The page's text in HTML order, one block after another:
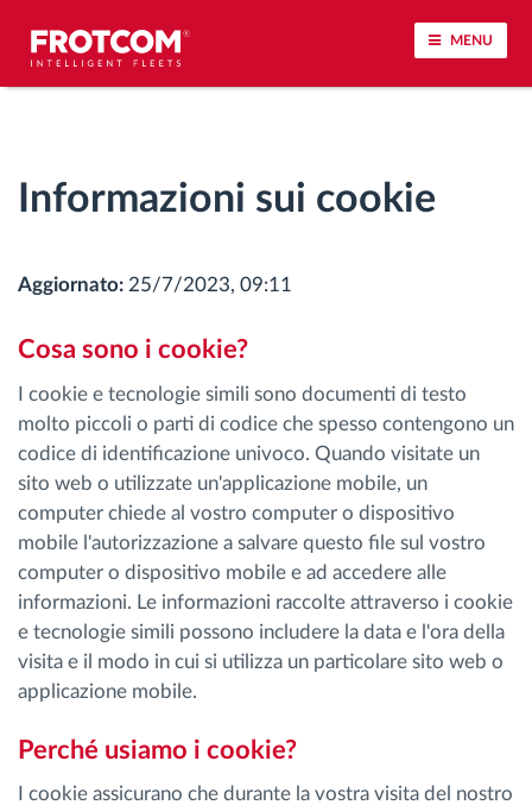
MENU
Monitoraggio dei tempi di guida
Gestione delle forza lavoro
Download remoto del cronotachigrafo
Controllo accessi
Pianificazione dei percorsi e monitoraggio
Identificazione automatica del conducente
Scopri tutte le caratteristiche
Informazioni sui cookie
Aggiornato: 25/7/2023, 09:11
Cosa sono i cookie?
I cookie e tecnologie simili sono documenti di testo
molto piccoli o parti di codice che spesso contengono un
codice di identificazione univoco. Quando visitate un
sito web o utilizzate un'applicazione mobile, un
computer chiede al vostro computer o dispositivo
mobile l'autorizzazione a salvare questo file sul vostro
computer o dispositivo mobile e ad accedere alle
informazioni. Le informazioni raccolte attraverso i cookie
e tecnologie simili possono includere la data e l'ora della
visita e il modo in cui si utilizza un particolare sito web o
applicazione mobile.
Perché usiamo i cookie?
I cookie assicurano che durante la vostra visita del nostro